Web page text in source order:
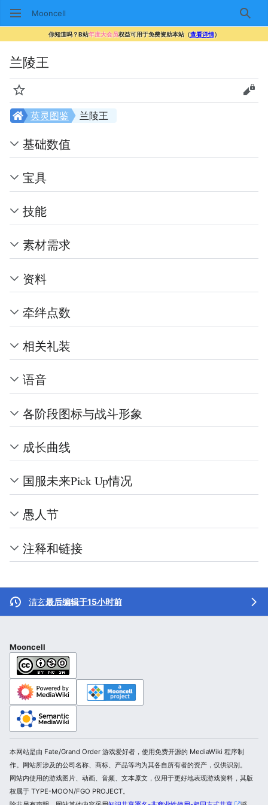
Mooncell 搜索
你知道吗？B站年度大会员权益可用于免费资助本站（查看详情）
兰陵王
监视 查看
兰陵王
英灵图鉴
基础数值
宝具
技能
素材需求
资料
牵绊点数
相关礼装
语音
各阶段图标与战斗形象
成长曲线
国服未来Pick Up情况
愚人节
注释和链接
清玄最后编辑于15小时前
Mooncell
本网站是由 Fate/Grand Order 游戏爱好者，使用免费开源的 MediaWiki 程序制
作。网站所涉及的公司名称、商标、产品等均为其各自所有者的资产，仅供识别。
网站内使用的游戏图片、动画、音频、文本原文，仅用于更好地表现游戏资料，其版
权属于 TYPE-MOON/FGO PROJECT。